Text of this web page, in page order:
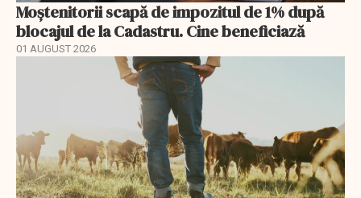
Moștenitorii scapă de impozitul de 1% după
blocajul de la Cadastru. Cine beneficiază
01 AUGUST 2026